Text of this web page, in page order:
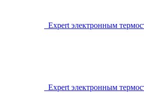
Expert электронным
Expert электронным